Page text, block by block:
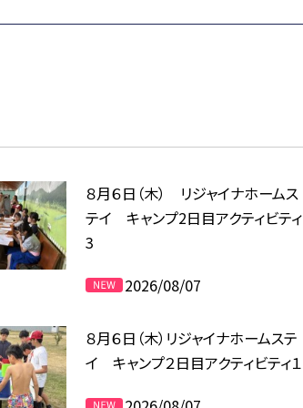
８月６日（木） リジャイナホームス
テイ キャンプ2日目アクティビティ
3
2026/08/07
８月６日（木）リジャイナホームステ
イ キャンプ２日目アクティビティ１